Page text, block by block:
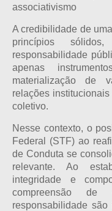
associativismo
A credibilidade de
princípios
responsabilidade
apenas
materialização de
relações
coletivo.
Nesse contexto, o
Federal (STF) ao
de Conduta se
relevante. Ao
integridade e
compreensão
responsabilidade